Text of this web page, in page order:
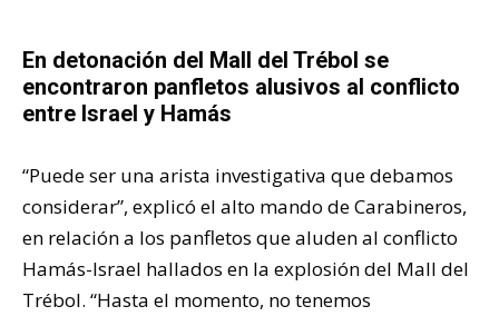
En detonación del Mall del Trébol se
encontraron panfletos alusivos al conflicto
entre Israel y Hamás
“Puede ser una arista investigativa que debamos
considerar”, explicó el alto mando de Carabineros,
en relación a los panfletos que aluden al conflicto
Hamás-Israel hallados en la explosión del Mall del
Trébol. “Hasta el momento, no tenemos